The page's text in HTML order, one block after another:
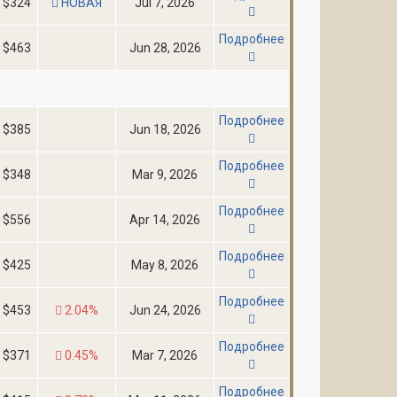
$463 Jun 28, 2026
Подробнее
$385 Jun 18, 2026
Подробнее
$348 Mar 9, 2026
Подробнее
$556 Apr 14, 2026
Подробнее
$425 May 8, 2026
Подробнее
$453 2.04% Jun 24, 2026
Подробнее
$371 0.45% Mar 7, 2026
Подробнее
Подробнее